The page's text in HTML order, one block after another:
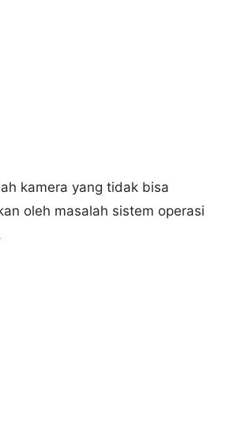
kamera yang tidak bisa
oleh masalah sistem operasi